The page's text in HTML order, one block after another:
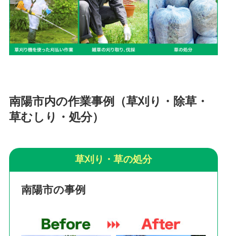
南陽市内の作業事例（草刈り・除草・
草むしり・処分）
草刈り・草の処分
南陽市の事例